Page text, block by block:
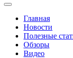
Главная
Новости
Полезные
Обзоры
Видео